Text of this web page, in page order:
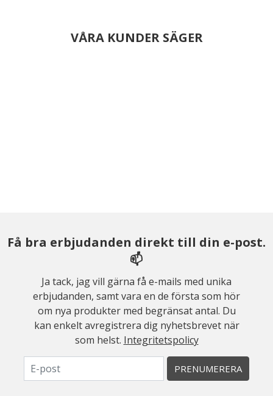
VÅRA KUNDER SÄGER
Få bra erbjudanden direkt till din e-post.
📫
Ja tack, jag vill gärna få e-mails med unika
erbjudanden, samt vara en de första som hör
om nya produkter med begränsat antal. Du
kan enkelt avregistrera dig nyhetsbrevet när
som helst. Integritetspolicy
PRENUMERERA